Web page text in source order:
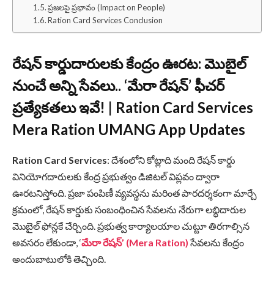
ప్రజలపై ప్రభావం (Impact on People)
Ration Card Services Conclusion
రేషన్ కార్డుదారులకు కేంద్రం ఊరట: మొబైల్
నుంచే అన్ని సేవలు.. ‘మేరా రేషన్’ ఫీచర్
ప్రత్యేకతలు ఇవే! | Ration Card Services
Mera Ration UMANG App Updates
Ration Card Services: దేశంలోని కోట్లాది మంది రేషన్ కార్డు
వినియోగదారులకు కేంద్ర ప్రభుత్వం డిజిటల్ విప్లవం ద్వారా
ఊరటనిస్తోంది. ప్రజా పంపిణీ వ్యవస్థను మరింత పారదర్శకంగా మార్చే
క్రమంలో, రేషన్ కార్డుకు సంబంధించిన సేవలను నేరుగా లబ్ధిదారుల
మొబైల్ ఫోన్లకే చేర్చింది. ప్రభుత్వ కార్యాలయాల చుట్టూ తిరగాల్సిన
అవసరం లేకుండా, ‘మేరా రేషన్’ (Mera Ration)సేవలను కేంద్రం
అందుబాటులోకి తెచ్చింది.